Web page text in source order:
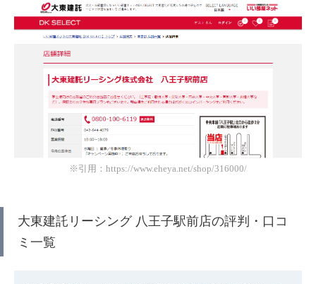
※引用：https://www.eheya.net/shop/316000/
大東建託リーシング 八王子駅前店の評判・口コ
ミ一覧